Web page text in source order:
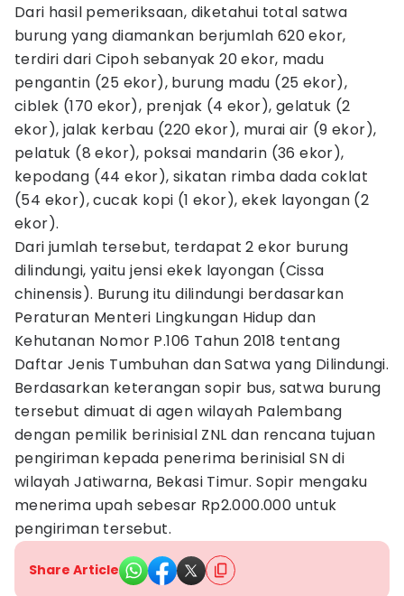
Dari hasil pemeriksaan, diketahui total satwa
burung yang diamankan berjumlah 620 ekor,
terdiri dari Cipoh sebanyak 20 ekor, madu
pengantin (25 ekor), burung madu (25 ekor),
ciblek (170 ekor), prenjak (4 ekor), gelatuk (2
ekor), jalak kerbau (220 ekor), murai air (9 ekor),
pelatuk (8 ekor), poksai mandarin (36 ekor),
kepodang (44 ekor), sikatan rimba dada coklat
(54 ekor), cucak kopi (1 ekor), ekek layongan (2
ekor).
Dari jumlah tersebut, terdapat 2 ekor burung
dilindungi, yaitu jensi ekek layongan (Cissa
chinensis). Burung itu dilindungi berdasarkan
Peraturan Menteri Lingkungan Hidup dan
Kehutanan Nomor P.106 Tahun 2018 tentang
Daftar Jenis Tumbuhan dan Satwa yang Dilindungi.
Berdasarkan keterangan sopir bus, satwa burung
tersebut dimuat di agen wilayah Palembang
dengan pemilik berinisial ZNL dan rencana tujuan
pengiriman kepada penerima berinisial SN di
wilayah Jatiwarna, Bekasi Timur. Sopir mengaku
menerima upah sebesar Rp2.000.000 untuk
pengiriman tersebut.
Share Article